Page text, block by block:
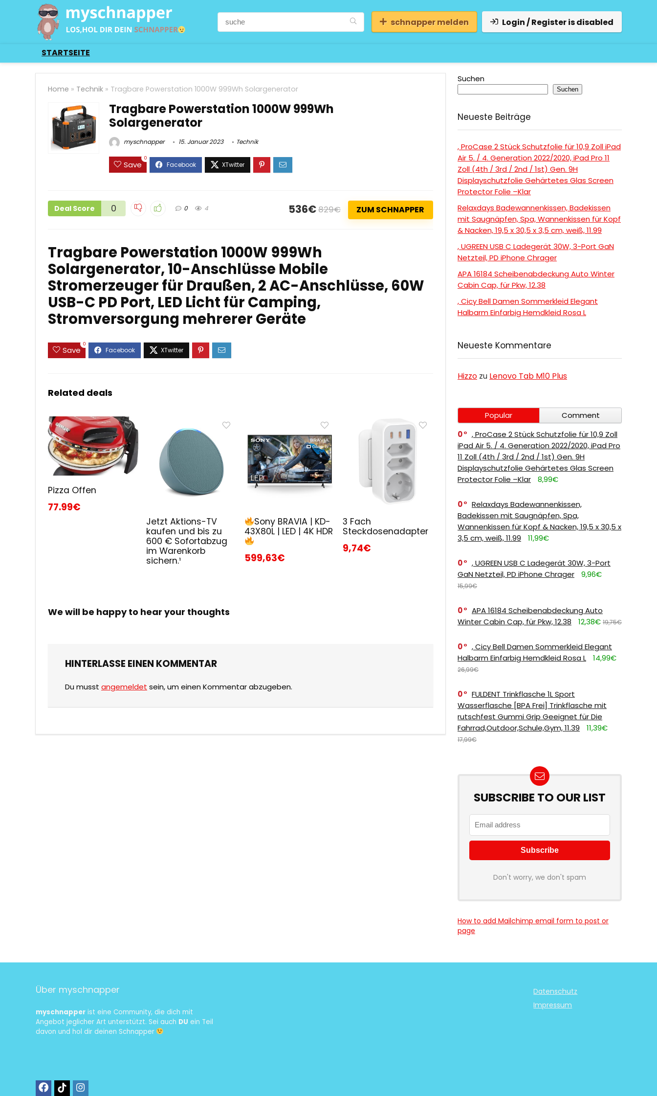
schnapper melden Login / Register is disabled
STARTSEITE
Home » Technik » Tragbare Powerstation 1000W 999Wh Solargenerator
Tragbare Powerstation 1000W 999Wh
Solargenerator
myschnapper 15. Januar 2023 Technik
Save
0
Deal Score 0 0 4 536€829€ ZUM SCHNAPPER
Tragbare Powerstation 1000W 999Wh
Solargenerator, 10-Anschlüsse Mobile
Stromerzeuger für Draußen, 2 AC-Anschlüsse, 60W
USB-C PD Port, LED Licht für Camping,
Stromversorgung mehrerer Geräte
Save
0
Related deals
Pizza Offen
77.99€
Jetzt Aktions-TV
kaufen und bis zu
600 € Sofortabzug
im Warenkorb
sichern.¹
Sony BRAVIA | KD-
43X80L | LED | 4K HDR
599,63€
3 Fach
Steckdosenadapter
9,74€
We will be happy to hear your thoughts
HINTERLASSE EINEN KOMMENTAR
Du musst angemeldet sein, um einen Kommentar abzugeben.
Suchen
Suchen
Neueste Beiträge
, ProCase 2 Stück Schutzfolie für 10,9 Zoll iPad
Air 5. / 4. Generation 2022/2020, iPad Pro 11
Zoll (4th / 3rd / 2nd / 1st) Gen. 9H
Displayschutzfolie Gehärtetes Glas Screen
Protector Folie –Klar
Relaxdays Badewannenkissen, Badekissen
mit Saugnäpfen, Spa, Wannenkissen für Kopf
& Nacken, 19,5 x 30,5 x 3,5 cm, weiß, 11.99
, UGREEN USB C Ladegerät 30W, 3-Port GaN
Netzteil, PD iPhone Chrager
APA 16184 Scheibenabdeckung Auto Winter
Cabin Cap, für Pkw, 12.38
, Cicy Bell Damen Sommerkleid Elegant
Halbarm Einfarbig Hemdkleid Rosa L
Neueste Kommentare
Hizzo zu Lenovo Tab M10 Plus
Popular
Comment
0
, ProCase 2 Stück Schutzfolie für 10,9 Zoll
iPad Air 5. / 4. Generation 2022/2020, iPad Pro
11 Zoll (4th / 3rd / 2nd / 1st) Gen. 9H
Displayschutzfolie Gehärtetes Glas Screen
Protector Folie –Klar
8,99€
0
Relaxdays Badewannenkissen,
Badekissen mit Saugnäpfen, Spa,
Wannenkissen für Kopf & Nacken, 19,5 x 30,5 x
3,5 cm, weiß, 11.99
11,99€
0
, UGREEN USB C Ladegerät 30W, 3-Port
GaN Netzteil, PD iPhone Chrager
9,96€
15,99€
0
APA 16184 Scheibenabdeckung Auto
Winter Cabin Cap, für Pkw, 12.38
12,38€ 19,75€
0
, Cicy Bell Damen Sommerkleid Elegant
Halbarm Einfarbig Hemdkleid Rosa L
14,99€
26,99€
0
FULDENT Trinkflasche 1L Sport
Wasserflasche [BPA Frei] Trinkflasche mit
rutschfest Gummi Grip Geeignet für Die
Fahrrad,Outdoor,Schule,Gym, 11.39
11,39€
17,99€
SUBSCRIBE TO OUR LIST
Don't worry, we don't spam
How to add Mailchimp email form to post or
page
Über myschnapper
myschnapperist eine Community, die dich mit
Angebot jeglicher Art unterstützt. Sei auch DU ein Teil
davon und hol dir deinen Schnapper
Datenschutz
Impressum